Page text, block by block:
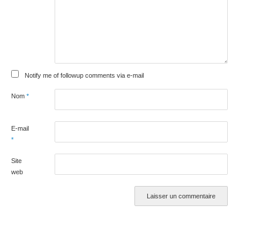
Notify me of followup comments via e-mail
Nom *
E-mail
*
Site
web